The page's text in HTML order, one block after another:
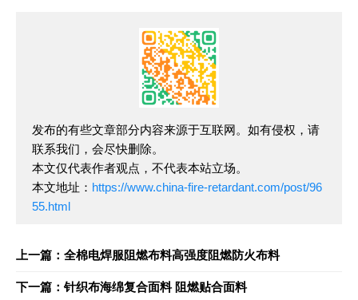
发布的有些文章部分内容来源于互联网。如有侵权，请
联系我们，会尽快删除。
本文仅代表作者观点，不代表本站立场。
本文地址： https://www.china-fire-retardant.com/post/96
55.html
上一篇：全棉电焊服阻燃布料高强度阻燃防火布料
下一篇：针织布海绵复合面料 阻燃贴合面料